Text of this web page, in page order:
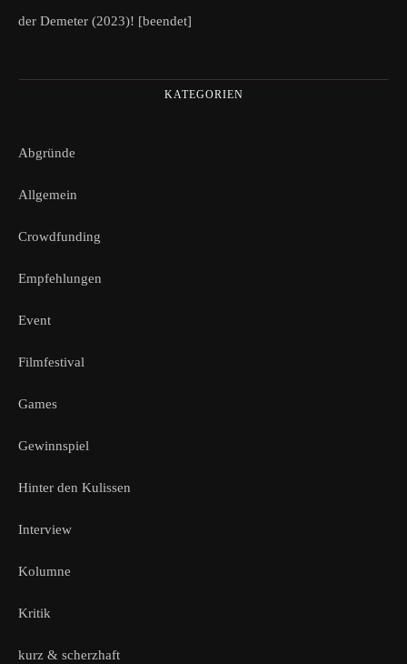
der Demeter (2023)! [beendet]
KATEGORIEN
Abgründe
Allgemein
Crowdfunding
Empfehlungen
Event
Filmfestival
Games
Gewinnspiel
Hinter den Kulissen
Interview
Kolumne
Kritik
kurz & scherzhaft